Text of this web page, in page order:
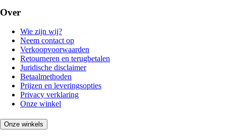
Over
Wie zijn wij?
Neem contact op
Verkoopvoorwaarden
Retourneren en terugbetalen
Juridische disclaimer
Betaalmethoden
Prijzen en leveringsopties
Privacy verklaring
Onze winkel
Onze winkels